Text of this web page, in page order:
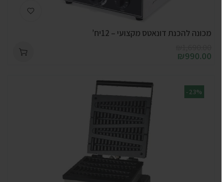
מכונה להכנת דונאטס מקצועי – 12יח’
₪990.00
-23%